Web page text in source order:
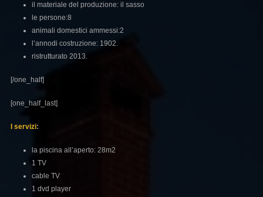
il materiale del produzione: il sasso
le persone:8
animali domestici ammessi:2
l’annodi costruzione: 1902.
ristrutturato 2013.
[/one_half]
[one_half_last]
I servizi:
la piscina all’aperto: 28m2
1 TV
cable TV
1 dvd player